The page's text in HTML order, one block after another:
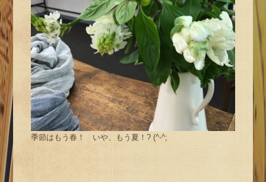
季節はもう春！ いや、もう夏！? (^-^;